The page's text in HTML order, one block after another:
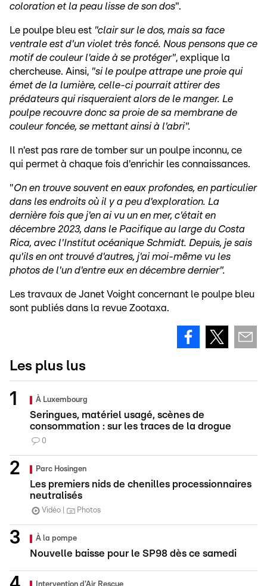
coloration et la peau lisse de son dos".
Le poulpe bleu est "clair sur le dos, mais sa face
ventrale est d'un violet très foncé. Nous pensons que ce
motif de couleur l'aide à se protéger", explique la
chercheuse. Ainsi, "si le poulpe attrape une proie qui
émet de la lumière, celle-ci pourrait attirer des
prédateurs qui risqueraient alors de le manger. Le
poulpe recouvre donc sa proie de sa membrane de
couleur foncée, se mettant ainsi à l'abri".
Il n'est pas rare de tomber sur un poulpe inconnu, ce
qui permet à chaque fois d'enrichir les connaissances.
"On en trouve souvent en eaux profondes, en particulier
dans les endroits où il y a peu d'exploration. La
dernière fois que j'en ai vu un en mer, c'était en
décembre 2023, dans le Pacifique au large du Costa
Rica, avec l'Institut océanique Schmidt. Depuis, je sais
qu'ils en ont trouvé d'autres, j'ai moi-même vu les
photos de l'un d'entre eux en décembre dernier".
Les travaux de Janet Voight concernant le poulpe bleu
sont publiés dans la revue Zootaxa.
Les plus lus
À Luxembourg
Seringues, matériel usagé, scènes de
consommation : sur les traces de la drogue
0
Parc Hosingen
Les premiers nids de chenilles processionnaires
neutralisés
Vidéo Photos
À la pompe
Nouvelle baisse pour le SP98 dès ce samedi
Intervention d'Air Rescue